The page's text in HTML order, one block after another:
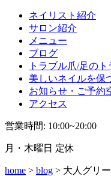
ネイリスト紹介
サロン紹介
メニュー
ブログ
トラブル爪/足の
美しいネイルを保
お知らせ・ご予約
アクセス
営業時間: 10:00~20:00
月・木曜日 定休
home > blog > 大人グリ